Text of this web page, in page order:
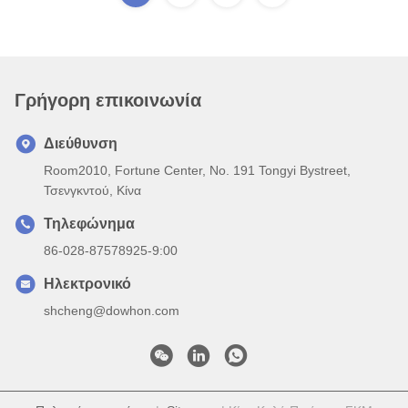
Γρήγορη επικοινωνία
Διεύθυνση
Room2010, Fortune Center, No. 191 Tongyi Bystreet,
Τσενγκντού, Κίνα
Τηλεφώνημα
86-028-87578925-9:00
Ηλεκτρονικό
shcheng@dowhon.com